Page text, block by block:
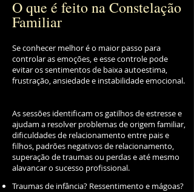
O que é feito na Constelação
Familiar
Se conhecer melhor é o maior passo para
controlar as emoções, e esse controle pode
evitar os sentimentos de baixa autoestima,
frustração, ansiedade e instabilidade emocional.
As sessões identificam os gatilhos de estresse e
ajudam a resolver problemas de origem familiar,
dificuldades de relacionamento entre pais e
filhos, padrões negativos de relacionamento,
superação de traumas ou perdas e até mesmo
alavancar o sucesso profissional.
Traumas de infância? Ressentimento e mágoas?